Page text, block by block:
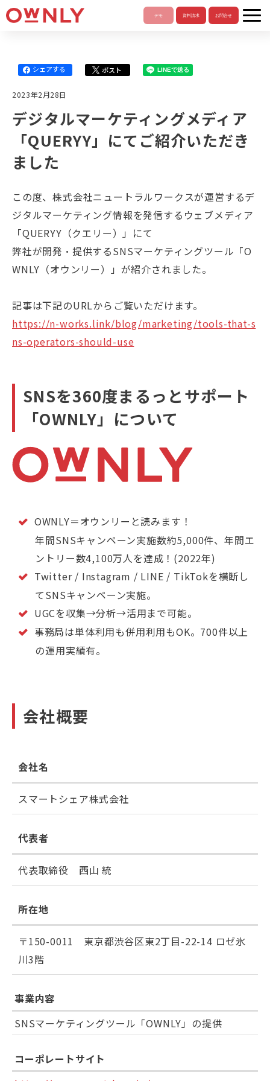
シェアする ポスト LINEで送る
2023年2月28日
デジタルマーケティングメディア
「QUERYY」にてご紹介いただき
ました
この度、株式会社ニュートラルワークスが運営するデ
ジタルマーケティング情報を発信するウェブメディア
「QUERYY（クエリー）」にて
弊社が開発・提供するSNSマーケティングツール「O
WNLY（オウンリー）」が紹介されました。
記事は下記のURLからご覧いただけます。
https://n-works.link/blog/marketing/tools-that-s
ns-operators-should-use
SNSを360度まるっとサポート
「OWNLY」について
OWNLY＝オウンリーと読みます！
年間SNSキャンペーン実施数約5,000件、年間エ
ントリー数4,100万人を達成！(2022年)
Twitter / Instagram / LINE / TikTokを横断し
てSNSキャンペーン実施。
UGCを収集→分析→活用まで可能。
事務局は単体利用も併用利用もOK。700件以上
の運用実績有。
会社概要
会社名
スマートシェア株式会社
代表者
代表取締役 西山 統
所在地
〒150-0011 東京都渋谷区東2丁目-22-14 ロゼ氷
川3階
事業内容
SNSマーケティングツール「OWNLY」の提供
コーポレートサイト